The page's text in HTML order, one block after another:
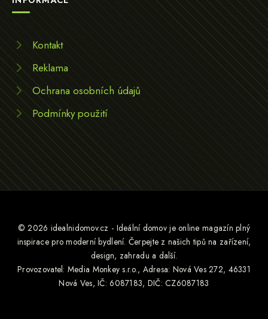
Kontakt
Reklama
Ochrana osobních údajů
Podmínky použití
© 2026 idealnidomov.cz - Ideální domov je online magazín plný
inspirace pro moderní bydlení. Čerpejte z našich tipů na zařízení,
design, zahradu a další.
Provozovatel: Media Monkey s.r.o., Adresa: Nová Ves 272, 46331
Nová Ves, IČ: 6087183, DIČ: CZ6087183